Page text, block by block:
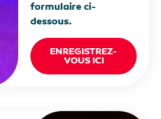
formulaire ci-
dessous.
ENREGISTREZ-
VOUS ICI